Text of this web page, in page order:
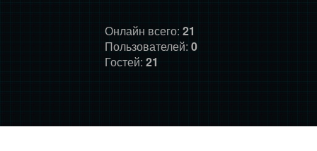
Онлайн всего: 21
Пользователей: 0
Гостей: 21